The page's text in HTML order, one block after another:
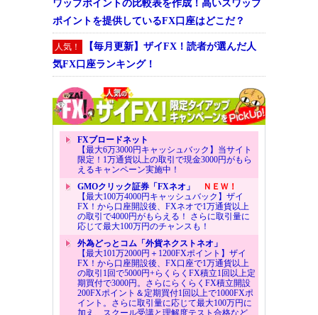
ワップポイントの比較表を作成！高いスワップ
ポイントを提供しているFX口座はどこだ？
人気！
【毎月更新】ザイFX！読者が選んだ人
気FX口座ランキング！
FXブロードネット
【最大6万3000円キャッシュバック】当サイト
限定！1万通貨以上の取引で現金3000円がもら
えるキャンペーン実施中！
GMOクリック証券「FXネオ」
ＮＥＷ！
【最大100万4000円キャッシュバック】ザイ
FX！から口座開設後、FXネオで1万通貨以上
の取引で4000円がもらえる！ さらに取引量に
応じて最大100万円のチャンスも！
外為どっとコム「外貨ネクストネオ」
【最大101万2000円＋1200FXポイント】ザイ
FX！から口座開設後、FX口座で1万通貨以上
の取引1回で5000円+らくらくFX積立1回以上定
期買付で3000円。さらにらくらくFX積立開設
200FXポイント＆定期買付1回以上で1000FXポ
イント。さらに取引量に応じて最大100万円に
加え、スクール受講と理解度テスト合格など